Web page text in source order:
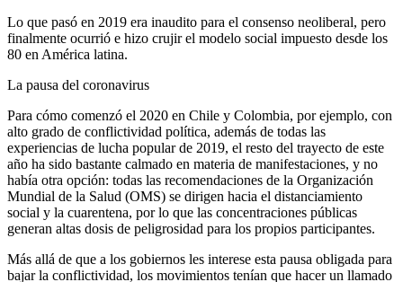
Lo que pasó en 2019 era inaudito para el consenso neoliberal, pero
finalmente ocurrió e hizo crujir el modelo social impuesto desde los
80 en América latina.
La pausa del coronavirus
Para cómo comenzó el 2020 en Chile y Colombia, por ejemplo, con
alto grado de conflictividad política, además de todas las
experiencias de lucha popular de 2019, el resto del trayecto de este
año ha sido bastante calmado en materia de manifestaciones, y no
había otra opción: todas las recomendaciones de la Organización
Mundial de la Salud (OMS) se dirigen hacia el distanciamiento
social y la cuarentena, por lo que las concentraciones públicas
generan altas dosis de peligrosidad para los propios participantes.
Más allá de que a los gobiernos les interese esta pausa obligada para
bajar la conflictividad, los movimientos tenían que hacer un llamado